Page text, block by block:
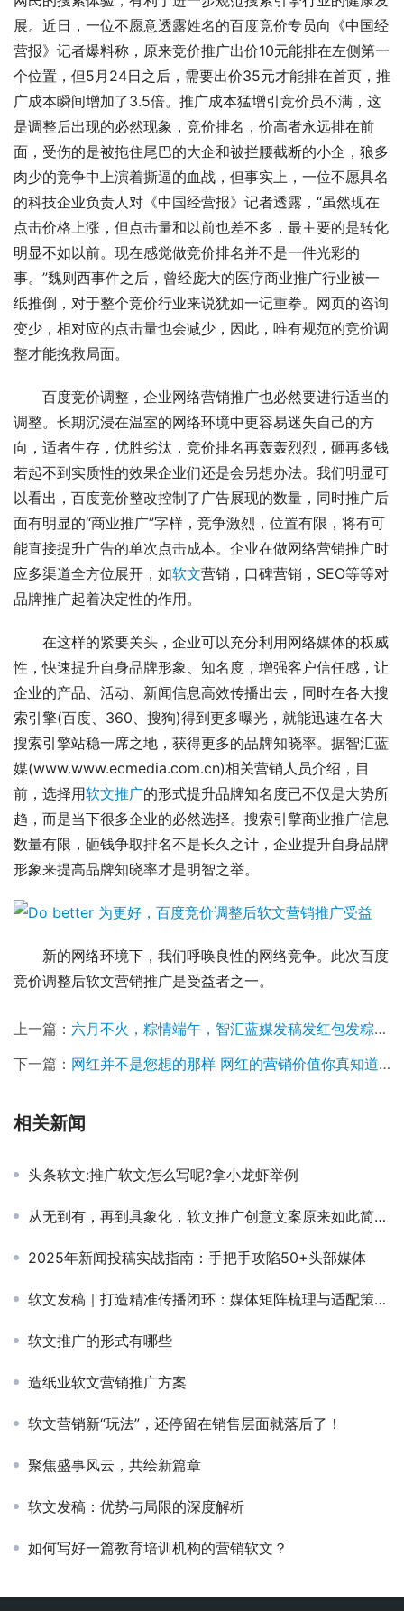
展。近日，一位不愿意透露姓名的百度竞价专员向《中国经
营报》记者爆料称，原来竞价推广出价10元能排在左侧第一
个位置，但5月24日之后，需要出价35元才能排在首页，推
广成本瞬间增加了3.5倍。推广成本猛增引竞价员不满，这
是调整后出现的必然现象，竞价排名，价高者永远排在前
面，受伤的是被拖住尾巴的大企和被拦腰截断的小企，狼多
肉少的竞争中上演着撕逼的血战，但事实上，一位不愿具名
的科技企业负责人对《中国经营报》记者透露，“虽然现在
点击价格上涨，但点击量和以前也差不多，最主要的是转化
明显不如以前。现在感觉做竞价排名并不是一件光彩的
事。”魏则西事件之后，曾经庞大的医疗商业推广行业被一
纸推倒，对于整个竞价行业来说犹如一记重拳。网页的咨询
变少，相对应的点击量也会减少，因此，唯有规范的竞价调
整才能挽救局面。
百度竞价调整，企业网络营销推广也必然要进行适当的
调整。长期沉浸在温室的网络环境中更容易迷失自己的方
向，适者生存，优胜劣汰，竞价排名再轰轰烈烈，砸再多钱
若起不到实质性的效果企业们还是会另想办法。我们明显可
以看出，百度竞价整改控制了广告展现的数量，同时推广后
面有明显的“商业推广”字样，竞争激烈，位置有限，将有可
能直接提升广告的单次点击成本。企业在做网络营销推广时
应多渠道全方位展开，如软文营销，口碑营销，SEO等等对
品牌推广起着决定性的作用。
在这样的紧要关头，企业可以充分利用网络媒体的权威
性，快速提升自身品牌形象、知名度，增强客户信任感，让
企业的产品、活动、新闻信息高效传播出去，同时在各大搜
索引擎(百度、360、搜狗)得到更多曝光，就能迅速在各大
搜索引擎站稳一席之地，获得更多的品牌知晓率。据智汇蓝
媒(www.www.ecmedia.com.cn)相关营销人员介绍，目
前，选择用软文推广的形式提升品牌知名度已不仅是大势所
趋，而是当下很多企业的必然选择。搜索引擎商业推广信息
数量有限，砸钱争取排名不是长久之计，企业提升自身品牌
形象来提高品牌知晓率才是明智之举。
新的网络环境下，我们呼唤良性的网络竞争。此次百度
竞价调整后软文营销推广是受益者之一。
上一篇： 六月不火，粽情端午，智汇蓝媒发稿发红包发粽子任你选
下一篇： 网红并不是您想的那样 网红的营销价值你真知道吗？
相关新闻
头条软文:推广软文怎么写呢?拿小龙虾举例
从无到有，再到具象化，软文推广创意文案原来如此简单！
2025年新闻投稿实战指南：手把手攻陷50+头部媒体
软文发稿｜打造精准传播闭环：媒体矩阵梳理与适配策略深度剖析
软文推广的形式有哪些
造纸业软文营销推广方案
软文营销新“玩法”，还停留在销售层面就落后了！
聚焦盛事风云，共绘新篇章
软文发稿：优势与局限的深度解析
如何写好一篇教育培训机构的营销软文？